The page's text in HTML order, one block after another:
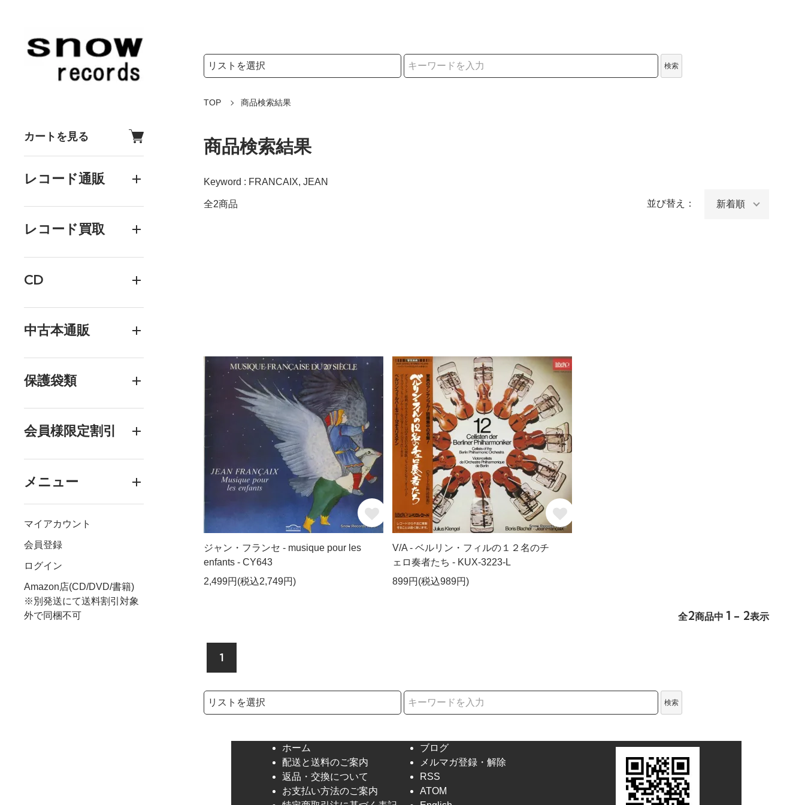
カートを見る
レコード通販
レコード買取
CD
中古本通販
保護袋類
会員様限定割引
メニュー
マイアカウント
会員登録
ログイン
Amazon店(CD/DVD/書籍)
※別発送にて送料割引対象
外で同梱不可
検索リストの選択
検索
TOP 商品検索結果
商品検索結果
Keyword : FRANCAIX, JEAN
全2商品 並び替え：
ジャン・フランセ - musique pour les
enfants - CY643
2,499円(税込2,749円)
V/A - ベルリン・フィルの１２名のチ
ェロ奏者たち - KUX-3223-L
899円(税込989円)
全2商品中 1 - 2表示
1
検索リストの選択
検索
ホーム
配送と送料のご案内
返品・交換について
お支払い方法のご案内
ブログ
メルマガ登録・解除
RSS
ATOM